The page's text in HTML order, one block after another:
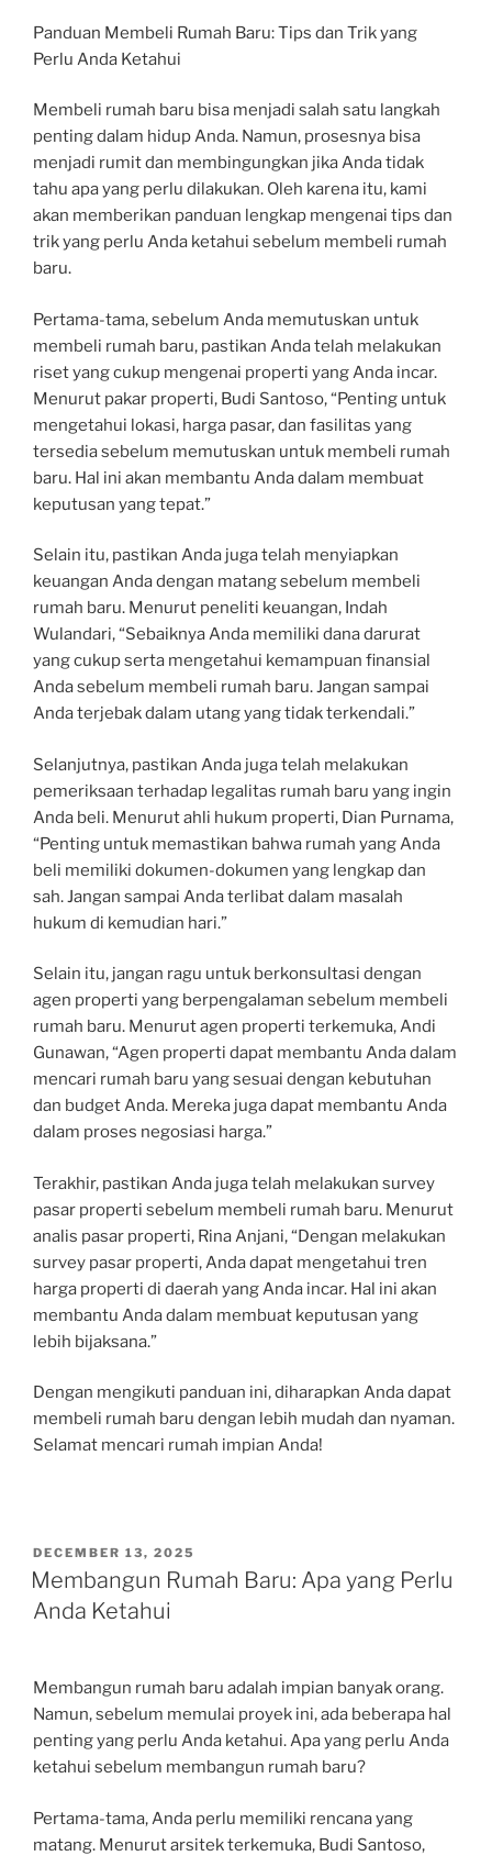
Panduan Membeli Rumah Baru: Tips dan Trik yang
Perlu Anda Ketahui
Membeli rumah baru bisa menjadi salah satu langkah
penting dalam hidup Anda. Namun, prosesnya bisa
menjadi rumit dan membingungkan jika Anda tidak
tahu apa yang perlu dilakukan. Oleh karena itu, kami
akan memberikan panduan lengkap mengenai tips dan
trik yang perlu Anda ketahui sebelum membeli rumah
baru.
Pertama-tama, sebelum Anda memutuskan untuk
membeli rumah baru, pastikan Anda telah melakukan
riset yang cukup mengenai properti yang Anda incar.
Menurut pakar properti, Budi Santoso, “Penting untuk
mengetahui lokasi, harga pasar, dan fasilitas yang
tersedia sebelum memutuskan untuk membeli rumah
baru. Hal ini akan membantu Anda dalam membuat
keputusan yang tepat.”
Selain itu, pastikan Anda juga telah menyiapkan
keuangan Anda dengan matang sebelum membeli
rumah baru. Menurut peneliti keuangan, Indah
Wulandari, “Sebaiknya Anda memiliki dana darurat
yang cukup serta mengetahui kemampuan finansial
Anda sebelum membeli rumah baru. Jangan sampai
Anda terjebak dalam utang yang tidak terkendali.”
Selanjutnya, pastikan Anda juga telah melakukan
pemeriksaan terhadap legalitas rumah baru yang ingin
Anda beli. Menurut ahli hukum properti, Dian Purnama,
“Penting untuk memastikan bahwa rumah yang Anda
beli memiliki dokumen-dokumen yang lengkap dan
sah. Jangan sampai Anda terlibat dalam masalah
hukum di kemudian hari.”
Selain itu, jangan ragu untuk berkonsultasi dengan
agen properti yang berpengalaman sebelum membeli
rumah baru. Menurut agen properti terkemuka, Andi
Gunawan, “Agen properti dapat membantu Anda dalam
mencari rumah baru yang sesuai dengan kebutuhan
dan budget Anda. Mereka juga dapat membantu Anda
dalam proses negosiasi harga.”
Terakhir, pastikan Anda juga telah melakukan survey
pasar properti sebelum membeli rumah baru. Menurut
analis pasar properti, Rina Anjani, “Dengan melakukan
survey pasar properti, Anda dapat mengetahui tren
harga properti di daerah yang Anda incar. Hal ini akan
membantu Anda dalam membuat keputusan yang
lebih bijaksana.”
Dengan mengikuti panduan ini, diharapkan Anda dapat
membeli rumah baru dengan lebih mudah dan nyaman.
Selamat mencari rumah impian Anda!
POSTED
ON
DECEMBER 13, 2025
Membangun Rumah Baru: Apa yang Perlu
Anda Ketahui
Membangun rumah baru adalah impian banyak orang.
Namun, sebelum memulai proyek ini, ada beberapa hal
penting yang perlu Anda ketahui. Apa yang perlu Anda
ketahui sebelum membangun rumah baru?
Pertama-tama, Anda perlu memiliki rencana yang
matang. Menurut arsitek terkemuka, Budi Santoso,